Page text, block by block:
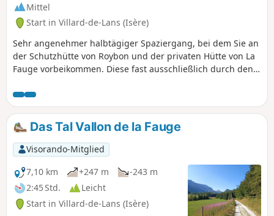
Mittel
Start in Villard-de-Lans (Isère)
Sehr angenehmer halbtägiger Spaziergang, bei dem Sie an
der Schutzhütte von Roybon und der privaten Hütte von La
Fauge vorbeikommen. Diese fast ausschließlich durch den
Ortes im Vercors entdecken.
Das Tal Vallon de la Fauge
Visorando-Mitglied
7,10 km
+247 m
-243 m
2:45 Std.
Leicht
Start in Villard-de-Lans (Isère)